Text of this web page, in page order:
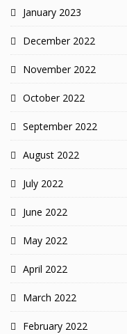
January 2023
December 2022
November 2022
October 2022
September 2022
August 2022
July 2022
June 2022
May 2022
April 2022
March 2022
February 2022